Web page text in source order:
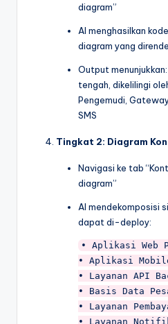
diagram”
AI menghasilkan
diagram yang
Output
tengah, dikelilingi
Pengemudi,
SMS
Tingkat 2: Diagram
Navigasi ke tab
diagram”
AI mendekomposisi
dapat di-deploy:
• Aplikasi Web
• Aplikasi
• Layanan API
• Basis Data
• Layanan